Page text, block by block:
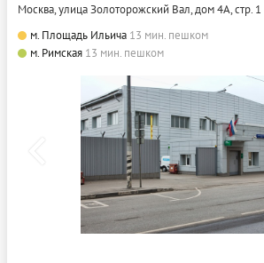
Москва, улица Золоторожский Вал, дом 4А, стр. 1
м. Площадь Ильича 13 мин. пешком
м. Римская 13 мин. пешком